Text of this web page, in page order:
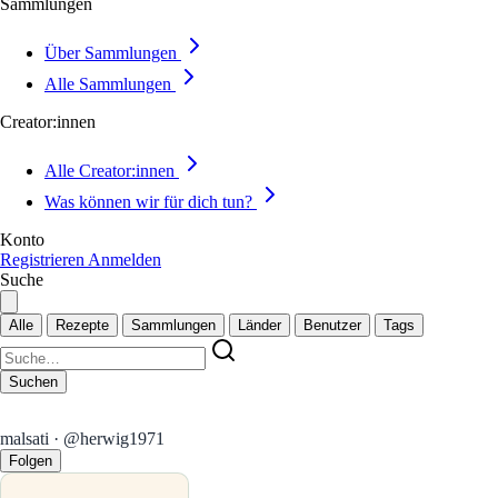
Sammlungen
Über Sammlungen
Alle Sammlungen
Creator:innen
Alle Creator:innen
Was können wir für dich tun?
Konto
Registrieren Anmelden
Suche
Alle Rezepte Sammlungen Länder Benutzer Tags
Suchen
malsati · @herwig1971
Folgen